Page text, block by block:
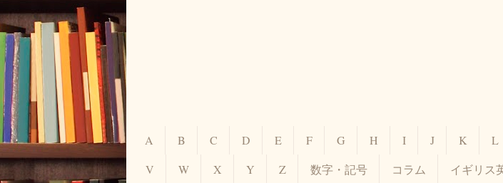
A B C D E F G H I J K L
V
W X Y Z 数字・記号 コラム イギリス